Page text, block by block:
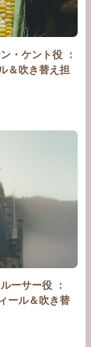
・ケント役 ：
＆吹き替え担
ーサー役 ：
ール＆吹き替